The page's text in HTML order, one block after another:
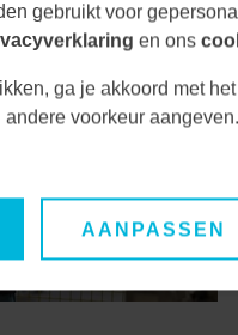
gebruikt voor
en ons
ga je akkoord met
voorkeur
AANPASSEN